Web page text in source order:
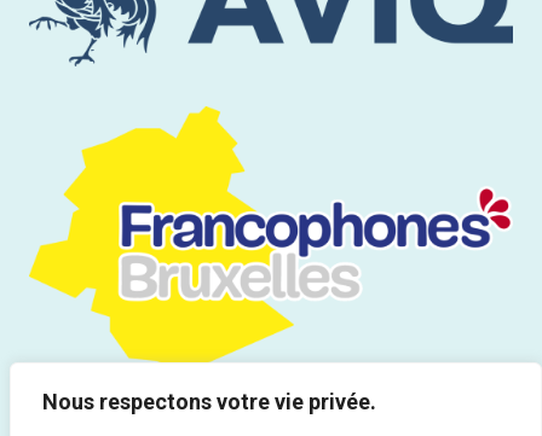
Nous respectons votre vie privée.